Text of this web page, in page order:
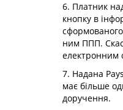
6. Платник
кнопку в
ним ППП.
електронним
7. Надана
має більше
доручення.